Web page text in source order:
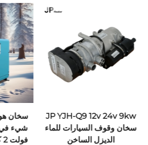
JP YJH-
للماء
سخان هواء ديزل جي بي كل
شيء في واحد 12 فولت 24
فولت 2 كيلوواط جهاز تحكم